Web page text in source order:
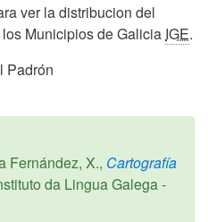
ver la distribucion del
Municipios de Galicia IGE.
Padrón
Fernández, X., Cartografía
da Lingua Galega -